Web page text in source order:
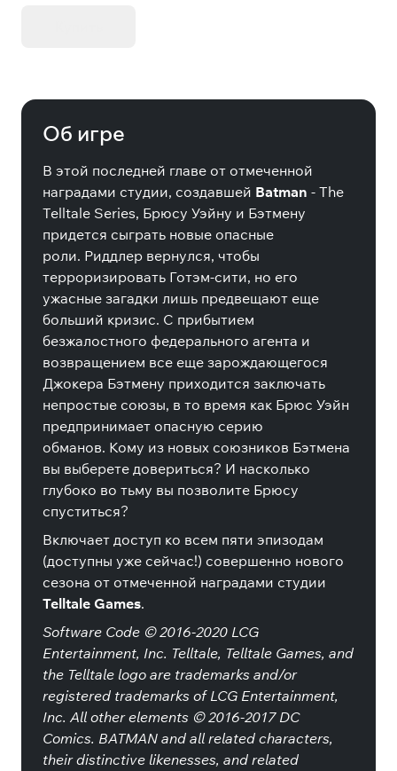
Об игре
В этой последней главе от отмеченной
наградами студии, создавшей Batman - The
Telltale Series, Брюсу Уэйну и Бэтмену
придется сыграть новые опасные
роли. Риддлер вернулся, чтобы
терроризировать Готэм-сити, но его
ужасные загадки лишь предвещают еще
больший кризис. С прибытием
безжалостного федерального агента и
возвращением все еще зарождающегося
Джокера Бэтмену приходится заключать
непростые союзы, в то время как Брюс Уэйн
предпринимает опасную серию
обманов. Кому из новых союзников Бэтмена
вы выберете довериться? И насколько
глубоко во тьму вы позволите Брюсу
спуститься?
Включает доступ ко всем пяти эпизодам
(доступны уже сейчас!) совершенно нового
сезона от отмеченной наградами студии
Telltale Games.
Software Code © 2016-2020 LCG
Entertainment, Inc. Telltale, Telltale Games, and
the Telltale logo are trademarks and/or
registered trademarks of LCG Entertainment,
Inc. All other elements © 2016-2017 DC
Comics. BATMAN and all related characters,
their distinctive likenesses, and related